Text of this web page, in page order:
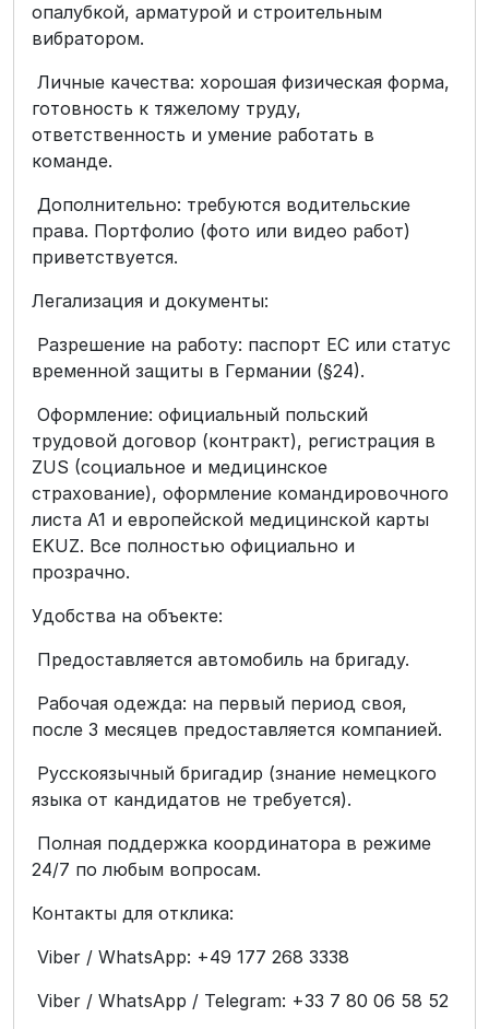
опалубкой, арматурой и строительным
вибратором.
Личные качества: хорошая физическая форма,
готовность к тяжелому труду,
ответственность и умение работать в
команде.
Дополнительно: требуются водительские
права. Портфолио (фото или видео работ)
приветствуется.
Легализация и документы:
Разрешение на работу: паспорт ЕС или статус
временной защиты в Германии (§24).
Оформление: официальный польский
трудовой договор (контракт), регистрация в
ZUS (социальное и медицинское
страхование), оформление командировочного
листа А1 и европейской медицинской карты
EKUZ. Все полностью официально и
прозрачно.
Удобства на объекте:
Предоставляется автомобиль на бригаду.
Рабочая одежда: на первый период своя,
после 3 месяцев предоставляется компанией.
Русскоязычный бригадир (знание немецкого
языка от кандидатов не требуется).
Полная поддержка координатора в режиме
24/7 по любым вопросам.
Контакты для отклика:
Viber / WhatsApp: +49 177 268 3338
Viber / WhatsApp / Telegram: +33 7 80 06 58 52